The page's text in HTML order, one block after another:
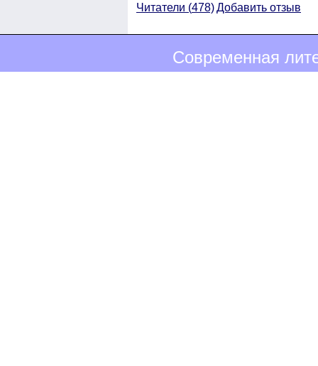
Читатели (478)Добавить отзыв
Современная